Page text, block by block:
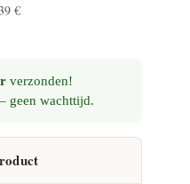
€
verzonden!
geen wachttijd.